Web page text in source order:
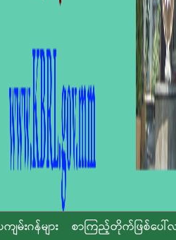
ျမ်းဂန်များ
စာကြည့်တိုက်ဖြစ်ပေါ်